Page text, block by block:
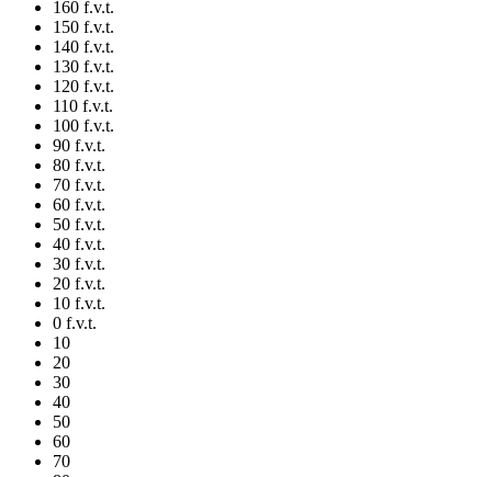
160 f.v.t.
150 f.v.t.
140 f.v.t.
130 f.v.t.
120 f.v.t.
110 f.v.t.
100 f.v.t.
90 f.v.t.
80 f.v.t.
70 f.v.t.
60 f.v.t.
50 f.v.t.
40 f.v.t.
30 f.v.t.
20 f.v.t.
10 f.v.t.
0 f.v.t.
10
20
30
40
50
60
70